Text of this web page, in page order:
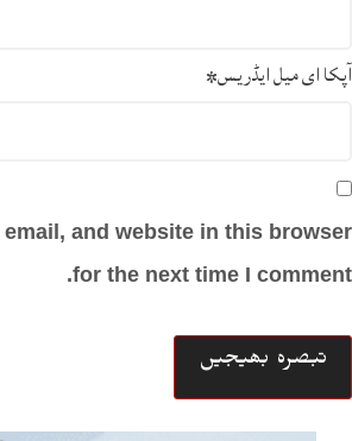
آپکا ای میل ایڈریس*
email, and website in this browser
for the next time I comment.